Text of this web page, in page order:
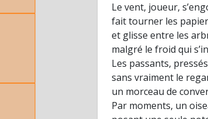
Le vent, joueur,
fait tourner les
et glisse entre les
malgré le froid qui
Les passants,
sans vraiment le
un morceau de
Par moments, un